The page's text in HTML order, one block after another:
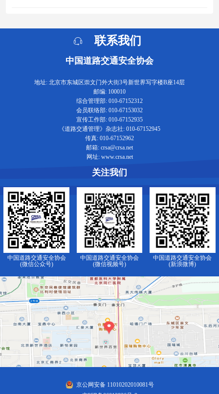
联系我们
中国道路交通安全协会
地址: 北京市东城区崇文门外大街3号新世界写字楼B座14层
邮编: 100010
综合管理部: 010-67152312
会员联络部: 010-67153032
宣传工作部: 010-67152935
《道路交通管理》杂志社: 010-67152945
传真: 010-67152962
邮箱: crsa@crsa.net
网址: www.crsa.net
关注我们
中国道路交通安全协会
(微信公众号)
中国道路交通安全协会
(微信视频号)
中国道路交通安全协会
(新浪微博)
京公网安备 11010202010081号